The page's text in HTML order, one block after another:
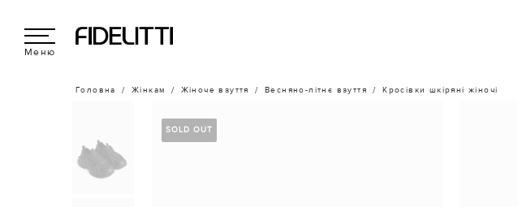
Меню
Головна Жінкам Жіноче взуття Весняно-літнє взуття Кросівки шкіряні жіночі
SOLD OUT